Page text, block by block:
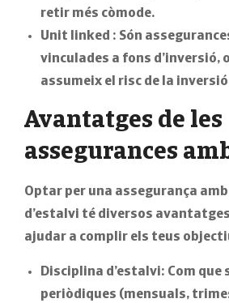
retir més còmode.
Unit linked : Són
vinculades a fons d’inversió,
assumeix el risc de la
Avantatges de les
assegurances
Optar per una assegurança
d’estalvi té diversos
ajudar a complir els teus
Disciplina d’estalvi: Com que
periòdiques (mensuals,